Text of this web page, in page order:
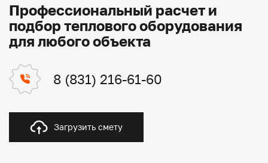
Профессиональный расчет и
подбор теплового оборудования
для любого объекта
8 (831) 216-61-60
Загрузить смету